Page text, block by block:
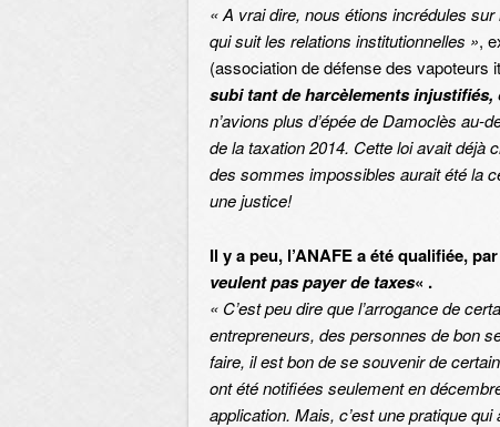
« A vrai dire, nous étions incrédules
qui suit les relations institutionnelles »,
(association de défense des vapoteurs
subi tant de harcèlements injustifiés,
n’avions plus d’épée de Damoclès
de la taxation 2014. Cette loi avait déjà
des sommes impossibles aurait été la
une justice!
Il y a peu, l’ANAFE a été qualifiée,
veulent pas payer de taxes« .
« C’est peu dire que l’arrogance de
entrepreneurs, des personnes de bon
faire, il est bon de se souvenir de
ont été notifiées seulement en
application. Mais, c’est une pratique